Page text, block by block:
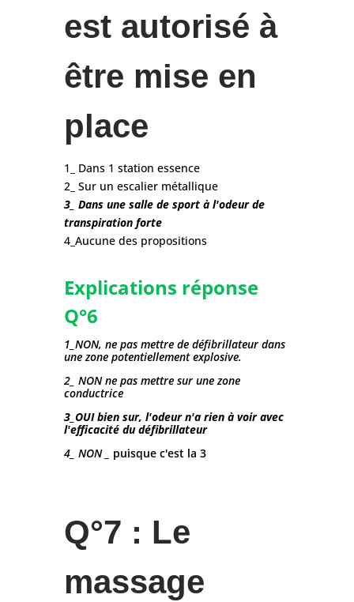
est autorisé à
être mise en
place
1_ Dans 1 station essence
2_ Sur un escalier métallique
3_ Dans une salle de sport à l'odeur de
transpiration forte
4_Aucune des propositions
Explications réponse
Q°6
1_NON, ne pas mettre de défibrillateur dans
une zone potentiellement explosive.
2_ NON ne pas mettre sur une zone
conductrice
3_OUI bien sur, l'odeur n'a rien à voir avec
l'efficacité du défibrillateur
4_ NON _
puisque c'est la 3
Q°7 : Le
massage